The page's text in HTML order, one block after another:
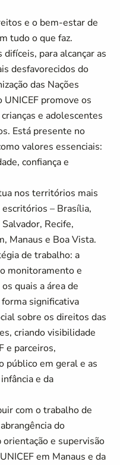
e o bem-estar de
tudo o que faz.
para alcançar as
desfavorecidos do
das Nações
promove os
e adolescentes
Está presente no
valores essenciais:
confiança e
nos territórios mais
– Brasília,
Recife,
Manaus e Boa Vista.
de trabalho: a
monitoramento e
quais a área de
significativa
sobre os direitos das
criando visibilidade
e parceiros,
público em geral e as
e da
com o trabalho de
do
e supervisão
em Manaus e da